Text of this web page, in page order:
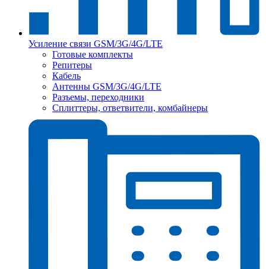
Усиление связи GSM/3G/4G/LTE
Готовые комплекты
Репитеры
Кабель
Антенны GSM/3G/4G/LTE
Разъемы, переходники
Сплиттеры, ответвители, комбайнеры